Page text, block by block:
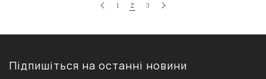
1 2 3
Підпишіться на останні новини